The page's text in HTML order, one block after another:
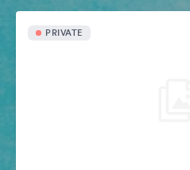
PRIVATE